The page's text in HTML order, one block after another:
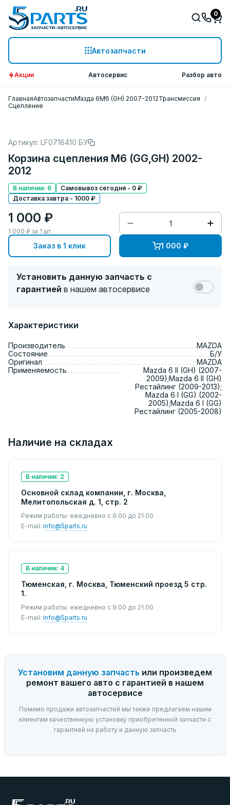
Автозапчасти
0
Акции Автосервис Разбор авто
ГлавнаяАвтозапчастиМазда 6M6 (GH) 2007-2012Трансмиссия
Сцепление
Артикул: LF0716410 БУ
Корзина сцепления M6 (GG,GH) 2002-
2012
В наличии: 6
Самовывоз сегодня - 0 ₽
Доставка завтра - 1000 ₽
1 000 ₽
1 000 ₽ за 1 шт.
Заказ в 1 клик 1 000 ₽
Установить данную запчасть с
гарантией в нашем автосервисе
Характеристики
Производитель
MAZDA
Состояние
Б/У
Оригинал
MAZDA
Применяемость
Mazda 6 II (GH) (2007-
2009);Mazda 6 II (GH)
Рестайлинг (2009-2013);
Mazda 6 I (GG) (2002-
2005);Mazda 6 I (GG)
Рестайлинг (2005-2008)
Наличие на складах
В наличии: 2
Основной склад компании, г. Москва,
Мелитопольская д. 1, стр. 2
Режим работы: ежедневно с 9.00 до 21.00
E-mail: info@5parts.ru
В наличии: 4
Тюменская, г. Москва, Тюменский проезд 5 стр.
1.
Режим работы: ежедневно с 9.00 до 21.00
E-mail: info@5parts.ru
Установим данную запчасть или произведем
ремонт вашего авто с гарантией в нашем
автосервисе
Помимо продажи автозапчастей мы также предлагаем нашим
клиентам качественную установку приобретенной запчасти с
гарантией на работу и данную запчасть